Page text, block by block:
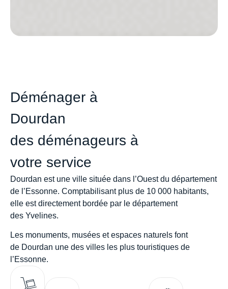
Déménager à
Dourdan
des déménageurs à
votre service
Dourdan est une ville située dans l’Ouest du département
de l’Essonne. Comptabilisant plus de 10 000 habitants,
elle est directement bordée par le département
des Yvelines.
Les monuments, musées et espaces naturels font
de Dourdan une des villes les plus touristiques de
l’Essonne.